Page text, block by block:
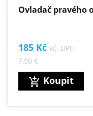
Ovladač pravého
185 Kč vč. DPH
7,50 €
add_shopping_cart Koupit